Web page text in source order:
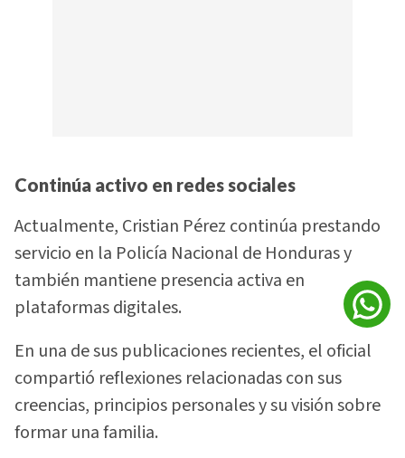
Continúa activo en redes sociales
Actualmente, Cristian Pérez continúa prestando
servicio en la Policía Nacional de Honduras y
también mantiene presencia activa en
plataformas digitales.
En una de sus publicaciones recientes, el oficial
compartió reflexiones relacionadas con sus
creencias, principios personales y su visión sobre
formar una familia.